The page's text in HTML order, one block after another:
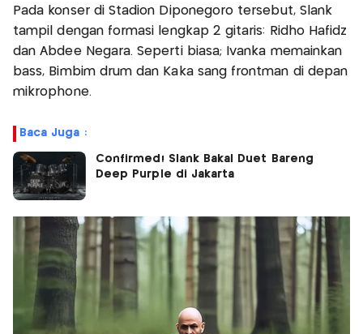
Pada konser di Stadion Diponegoro tersebut, Slank
tampil dengan formasi lengkap 2 gitaris: Ridho Hafidz
dan Abdee Negara. Seperti biasa; Ivanka memainkan
bass, Bimbim drum dan Kaka sang frontman di depan
mikrophone.
Baca Juga :
Confirmed! Slank Bakal Duet Bareng
Deep Purple di Jakarta